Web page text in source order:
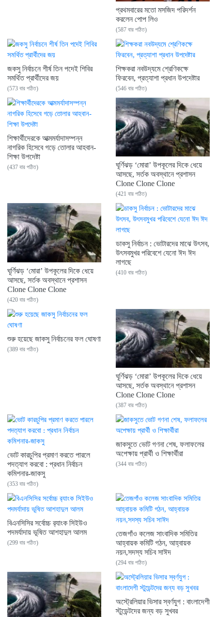
প্রথমবারের মতো মসজিদ পরিদর্শন
করলেন পোপ লিও
(587 বার পঠিত)
জকসু নির্বাচনে শীর্ষ তিন পদেই শিবির
সমর্থিত প্রার্থীদের জয়
(573 বার পঠিত)
শিক্ষকরা নবউদ্যমে শ্রেণিকক্ষে
ফিরবেন, প্রত্যাশা প্রধান উপদেষ্টার
(546 বার পঠিত)
শিক্ষার্থীদেরকে আত্মমর্যাদাসম্পন্ন
নাগরিক হিসেবে গড়ে তোলার আহবান-
শিক্ষা উপদেষ্টা
(437 বার পঠিত)
ঘূর্ণিঝড় ‘মোরা’ উপকূলের দিকে ধেয়ে
আসছে, সর্তক অবস্থানে প্রশাসন
Clone Clone Clone
(421 বার পঠিত)
ঘূর্ণিঝড় ‘মোরা’ উপকূলের দিকে ধেয়ে
আসছে, সর্তক অবস্থানে প্রশাসন
Clone Clone Clone
(420 বার পঠিত)
ডাকসু নির্বাচন : ভোটারদের মাঝে উৎসব,
উৎসবমুখর পরিবেশে যেনো ঈদ ঈদ
লাগছে
(410 বার পঠিত)
শুরু হয়েছে জাকসু নির্বাচনের ফল ঘোষণা
(389 বার পঠিত)
ঘূর্ণিঝড় ‘মোরা’ উপকূলের দিকে ধেয়ে
আসছে, সর্তক অবস্থানে প্রশাসন
Clone Clone Clone
(387 বার পঠিত)
ভোট কারচুপির প্রমাণ করতে পারলে
পদত্যাগ করবো : প্রধান নির্বাচন
কমিশনার-জাকসু
(353 বার পঠিত)
জাকসুতে ভোট গণনা শেষ, ফলাফলের
অপেক্ষায় প্রার্থী ও শিক্ষার্থীরা
(344 বার পঠিত)
বিএনসিসির সর্বোচ্চ র‌্যাংক সিইউও
পদমর্যাদায় ভূষিত আশহাদুল আলম
(299 বার পঠিত)
তেজগাঁও কলেজ সাংবাদিক সমিতির
আহ্বায়ক কমিটি গঠন, আহ্বায়ক
নয়ন,সদস্য সচিব সাঈদ
(294 বার পঠিত)
অস্ট্রেলিয়ার ভিসার স্বর্ণযুগ : বাংলাদেশী
স্টুডেন্টদের জন্য বড় সুখবর